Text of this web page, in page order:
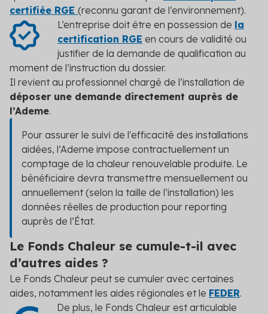
certifiée RGE (reconnu garant de l’environnement).
L’entreprise doit être en possession de la
certification RGE en cours de validité ou
justifier de la demande de qualification au
moment de l’instruction du dossier.
Il revient au professionnel chargé de l’installation de
déposer une demande directement auprès de
l’Ademe.
Pour assurer le suivi de l'efficacité des installations
aidées, l’Ademe impose contractuellement un
comptage de la chaleur renouvelable produite. Le
bénéficiaire devra transmettre mensuellement ou
annuellement (selon la taille de l’installation) les
données réelles de production pour reporting
auprès de l’État.
Le Fonds Chaleur se cumule-t-il avec
d’autres aides ?
Le Fonds Chaleur peut se cumuler avec certaines
aides, notamment les aides régionales et le FEDER.
De plus, le Fonds Chaleur est articulable